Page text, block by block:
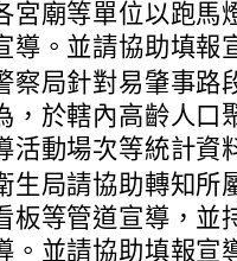
宮廟等單位以跑馬
導。並請協助填報
察局針對易肇事路
，於轄內高齡人口
活動場次等統計資
生局請協助轉知所
板等管道宣導，並
。並請協助填報宣